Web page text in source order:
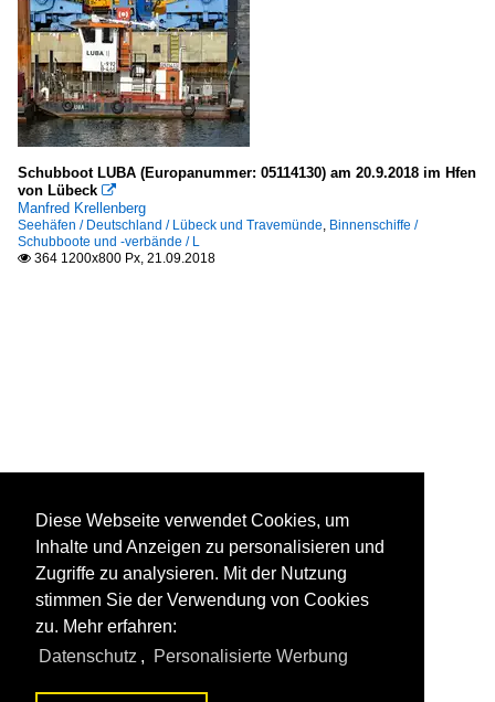
Schubboot LUBA (Europanummer: 05114130) am 20.9.2018 im Hfen
von Lübeck 
Manfred Krellenberg
Seehäfen / Deutschland / Lübeck und Travemünde, Binnenschiffe /
Schubboote und -verbände / L
 364 1200x800 Px, 21.09.2018
Diese Webseite verwendet Cookies, um
Inhalte und Anzeigen zu personalisieren und
Zugriffe zu analysieren. Mit der Nutzung
stimmen Sie der Verwendung von Cookies
zu. Mehr erfahren:
Datenschutz , Personalisierte Werbung